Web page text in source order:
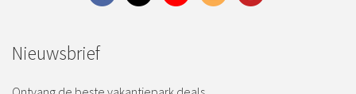
Nieuwsbrief